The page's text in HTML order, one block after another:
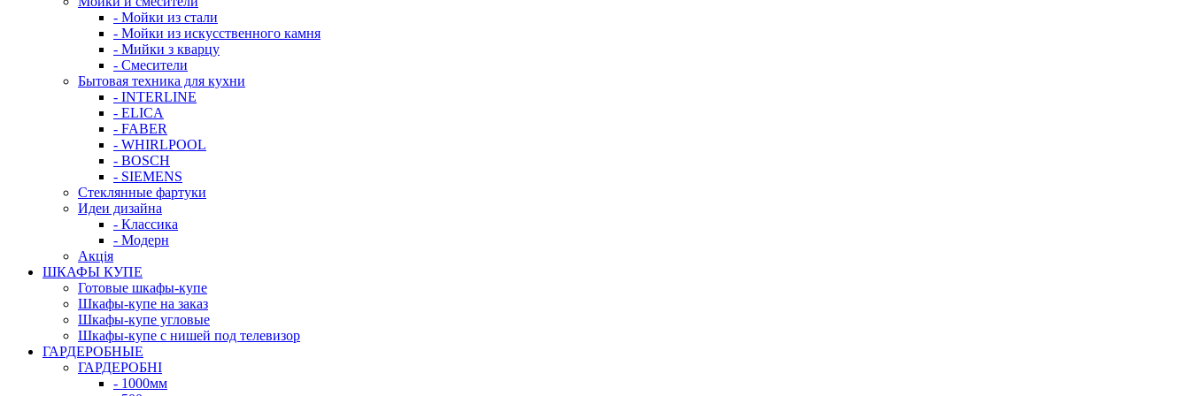
- Мойки из стали
- Мойки из искусственного камня
- Мийки з кварцу
- Смесители
Бытовая техника для кухни
- INTERLINE
- ELICA
- FABER
- WHIRLPOOL
- BOSCH
- SIEMENS
Стеклянные фартуки
Идеи дизайна
- Класcика
- Модерн
Акція
ШКАФЫ КУПЕ
Готовые шкафы-купе
Шкафы-купе на заказ
Шкафы-купе угловые
Шкафы-купе с нишей под телевизор
ГАРДЕРОБНЫЕ
ГАРДЕРОБНІ
- 1000мм